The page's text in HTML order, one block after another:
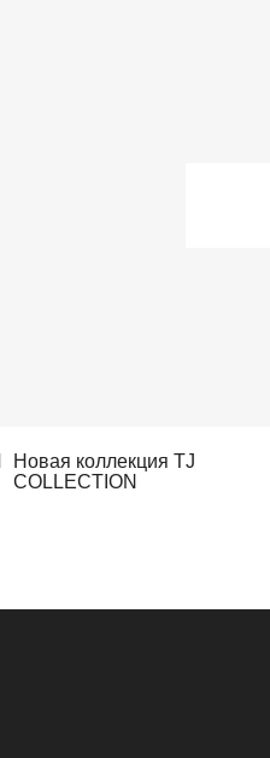
Новая коллекция TJ
COLLECTION